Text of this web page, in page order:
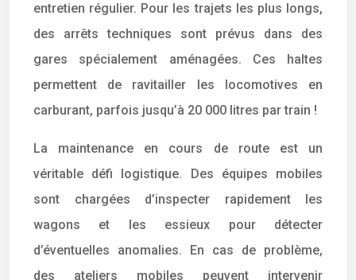
entretien régulier. Pour les trajets les plus longs,
des arrêts techniques sont prévus dans des
gares spécialement aménagées. Ces haltes
permettent de ravitailler les locomotives en
carburant, parfois jusqu’à 20 000 litres par train !
La maintenance en cours de route est un
véritable défi logistique. Des équipes mobiles
sont chargées d’inspecter rapidement les
wagons et les essieux pour détecter
d’éventuelles anomalies. En cas de problème,
des ateliers mobiles peuvent intervenir